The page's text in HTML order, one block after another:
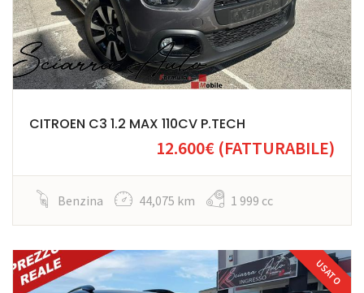
CITROEN C3 1.2 MAX 110CV P.TECH
12.600€ (FATTURABILE)
Benzina 44,075 km 1 999 cc
USATO